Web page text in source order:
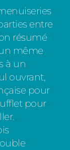
entre
résumé
même
à un
ouvrant,
pour
pour